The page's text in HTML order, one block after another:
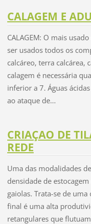
CALAGEM E
CALAGEM: O mais
ser usados todos os
calcáreo, terra calcárea,
calagem é necessária
inferior a 7. Águas
ao ataque de...
CRIAÇAO DE
REDE
Uma das modalidades
densidade de
gaiolas. Trata-se de
final é uma alta
retangulares que